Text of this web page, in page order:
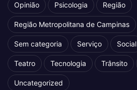
Opinião Psicologia Região
Região Metropolitana de Campinas
Sem categoria Serviço Social
Teatro Tecnologia Trânsito
Uncategorized